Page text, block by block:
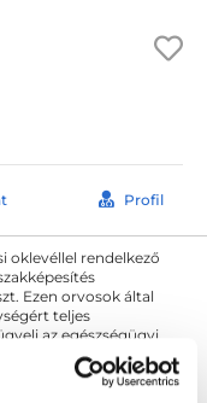
Profil
oklevéllel rendelkező
Ezen orvosok által
teljes
az egészségügyi
pedig a
A foglaljorvost.hu
bármely szakorvos